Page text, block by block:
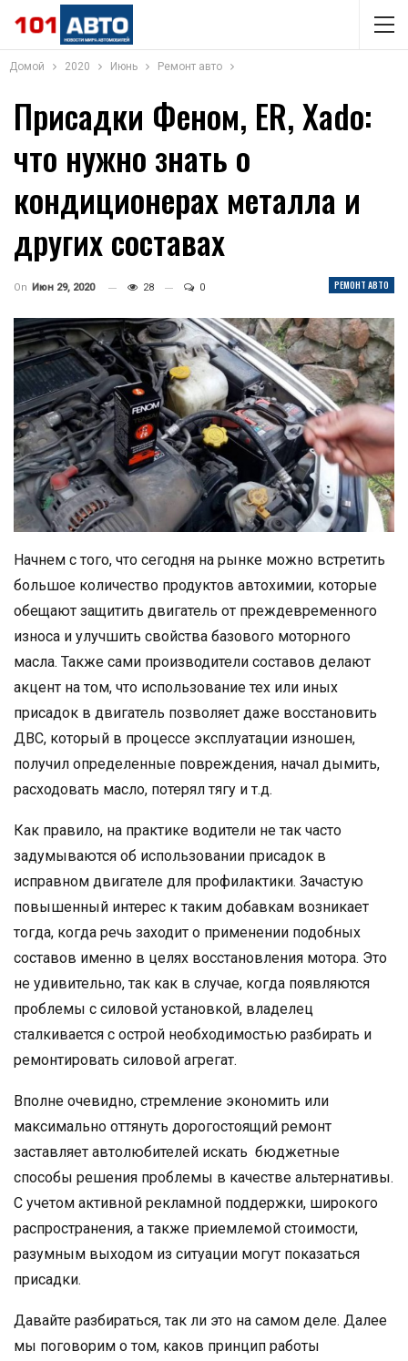
Домой 2020 Июнь Ремонт авто
Присадки Феном, ER, Хаdo:
что нужно знать о
кондиционерах металла и
других составах
РЕМОНТ АВТО
On Июн 29, 2020 28 0
Начнем с того, что сегодня на рынке можно встретить
большое количество продуктов автохимии, которые
обещают защитить двигатель от преждевременного
износа и улучшить свойства базового моторного
масла. Также сами производители составов делают
акцент на том, что использование тех или иных
присадок в двигатель позволяет даже восстановить
ДВС, который в процессе эксплуатации изношен,
получил определенные повреждения, начал дымить,
расходовать масло, потерял тягу и т.д.
Как правило, на практике водители не так часто
задумываются об использовании присадок в
исправном двигателе для профилактики. Зачастую
повышенный интерес к таким добавкам возникает
тогда, когда речь заходит о применении подобных
составов именно в целях восстановления мотора. Это
не удивительно, так как в случае, когда появляются
проблемы с силовой установкой, владелец
сталкивается с острой необходимостью разбирать и
ремонтировать силовой агрегат.
Вполне очевидно, стремление экономить или
максимально оттянуть дорогостоящий ремонт
заставляет автолюбителей искать бюджетные
способы решения проблемы в качестве альтернативы.
С учетом активной рекламной поддержки, широкого
распространения, а также приемлемой стоимости,
разумным выходом из ситуации могут показаться
присадки.
Давайте разбираться, так ли это на самом деле. Далее
мы поговорим о том, каков принцип работы